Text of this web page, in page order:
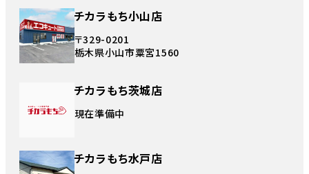
チカラもち小山店
〒329-0201
栃木県小山市粟宮1560
チカラもち茨城店
現在準備中
チカラもち水戸店